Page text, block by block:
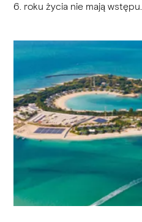
6. roku życia nie mają wstępu.